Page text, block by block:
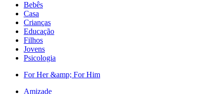
Bebês
Casa
Crianças
Educação
Filhos
Jovens
Psicologia
For Her &amp; For Him
Amizade